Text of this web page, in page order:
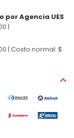
por Agencia UES
|
| Costo normal: $